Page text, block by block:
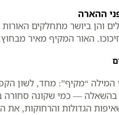
ההארה
והן ביושר מתחלקים האורות
האור המקיף מאיר
המילה “מקיף”: מחד, לשון
— כמי שקונה סחורה
הגדולות והרחוקות, את